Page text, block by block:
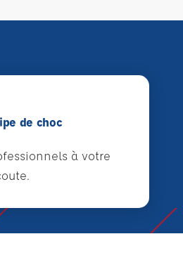
de choc
à votre